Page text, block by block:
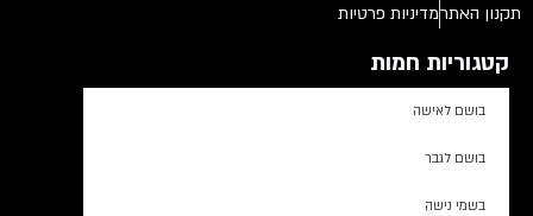
תקנון האתרמדיניות פרטיות
קטגוריות חמות
בושם לאישה
בושם לגבר
בשמי נישה